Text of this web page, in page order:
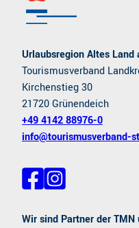
Urlaubsregion Altes Land
Tourismusverband
Kirchenstieg 30
21720 Grünendeich
+49 4142 88976-0
info@tourismusverband-
a
e
n
t
Wir sind Partner der